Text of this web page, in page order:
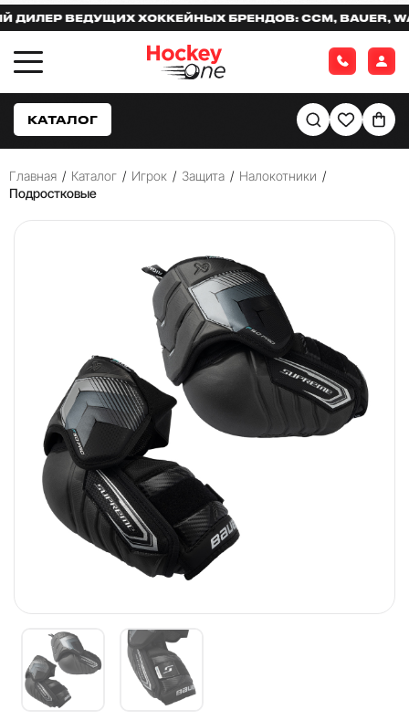
ВЕДУЩИХ ХОККЕЙНЫХ БРЕНДОВ: CCM, BAUER,
КАТАЛОГ
Главная / Каталог / Игрок / Защита / Налокотники /
Подростковые